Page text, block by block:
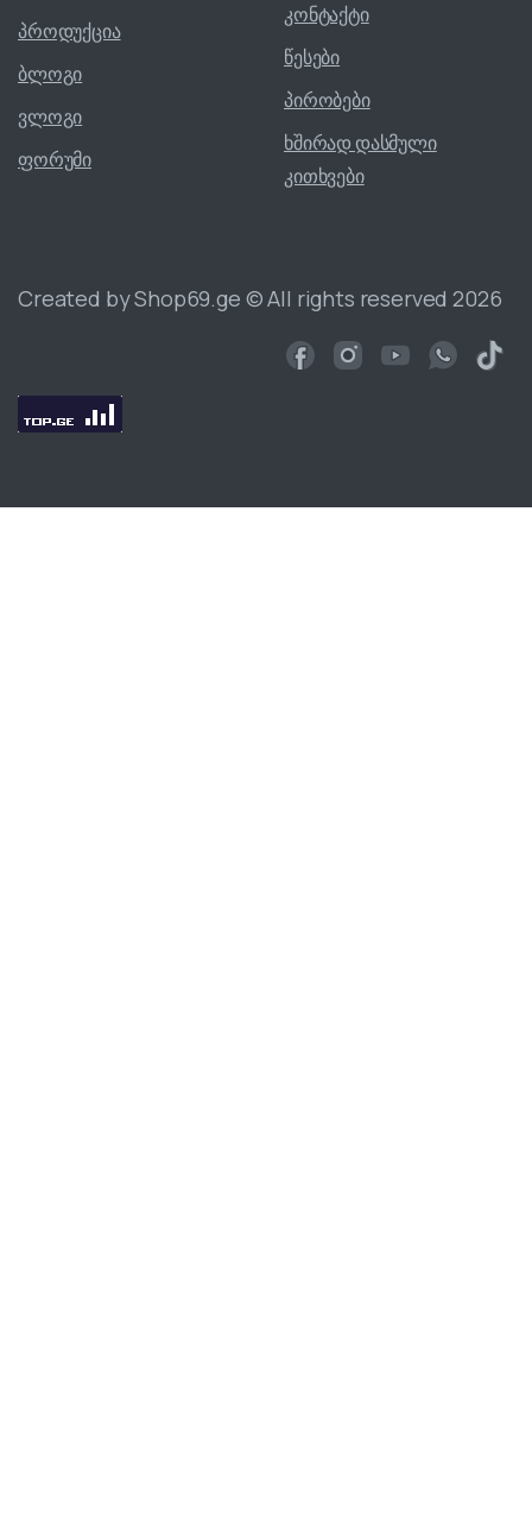
პროდუქცია
ბლოგი
ვლოგი
ფორუმი
კონტაქტი
წესები
პირობები
ხშირად დასმული
კითხვები
Created by Shop69.ge © All rights reserved 2026